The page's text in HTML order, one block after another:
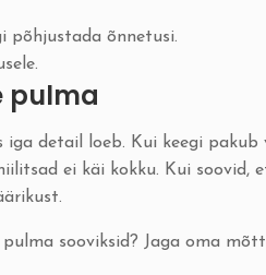
põhjustada õnnetusi.
pulma
detail loeb. Kui keegi pakub
ei käi kokku. Kui soovid,
sooviksid? Jaga oma